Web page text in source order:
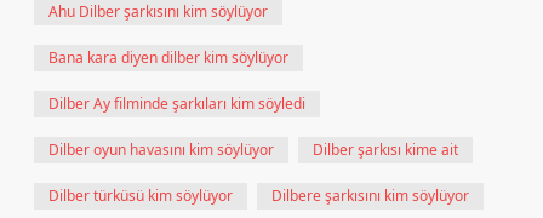
Ahu Dilber şarkısını kim söylüyor
Bana kara diyen dilber kim söylüyor
Dilber Ay filminde şarkıları kim söyledi
Dilber oyun havasını kim söylüyor Dilber şarkısı kime ait
Dilber türküsü kim söylüyor Dilbere şarkısını kim söylüyor